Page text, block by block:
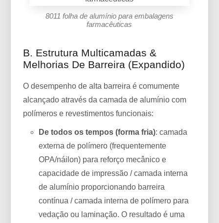
8011 folha de alumínio para embalagens
farmacêuticas
B. Estrutura Multicamadas &
Melhorias De Barreira (expandido)
O desempenho de alta barreira é comumente
alcançado através da camada de alumínio com
polímeros e revestimentos funcionais:
De todos os tempos (forma fria): camada
externa de polímero (frequentemente
OPA/náilon) para reforço mecânico e
capacidade de impressão / camada interna
de alumínio proporcionando barreira
contínua / camada interna de polímero para
vedação ou laminação. O resultado é uma